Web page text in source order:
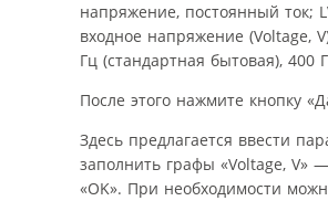
напряжение, постоянный ток;
входное напряжение (Voltage,
Гц (стандартная бытовая), 400
После этого нажмите кнопку
Здесь предлагается ввести
заполнить графы «Voltage,
«OK». При необходимости